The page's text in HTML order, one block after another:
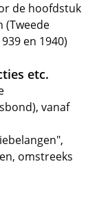
de hoofdstuk
(Tweede
en 1940)
etc.
vanaf
omstreeks